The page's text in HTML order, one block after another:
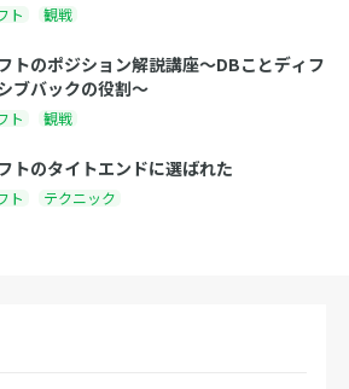
ト 観戦
トのポジション解説講座〜DBことディフ
ブバックの役割〜
ト 観戦
トのタイトエンドに選ばれた
ト テクニック